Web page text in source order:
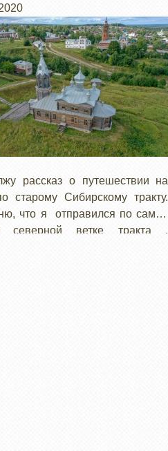
рассказ о путешествии на
старому Сибирскому тракту.
что я отправился по самой
северной ветке тракта ,